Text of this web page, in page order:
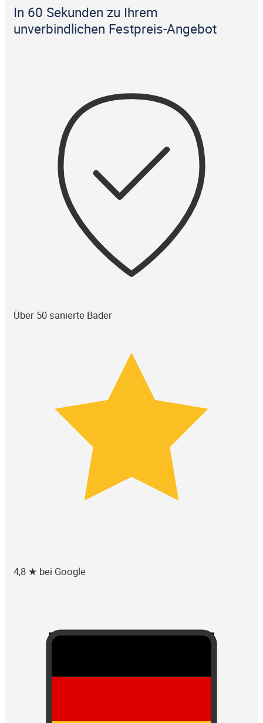
In 60 Sekunden zu Ihrem
unverbindlichen Festpreis-Angebot
Über 50 sanierte Bäder
4,8 ★ bei Google